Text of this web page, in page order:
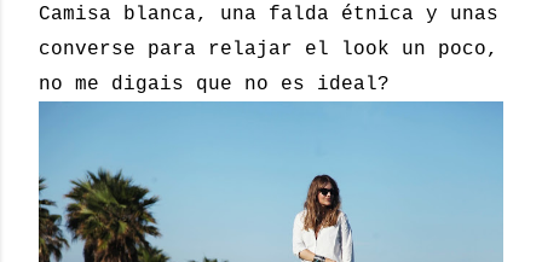
Camisa blanca, una falda étnica y unas
converse para relajar el look un poco,
no me digais que no es ideal?